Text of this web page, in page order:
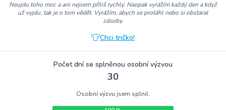
Neujdu toho moc a ani nejsem příliš rychlý. Naopak vyrážím každý den a když
už vyjdu, tak je o tom vědět. Vyrážím, abych se protáhl nebo si obstaral
zásoby.
Chci tričko!
Počet dní se splněnou osobní výzvou
30
Osobní výzvu jsem splnil.